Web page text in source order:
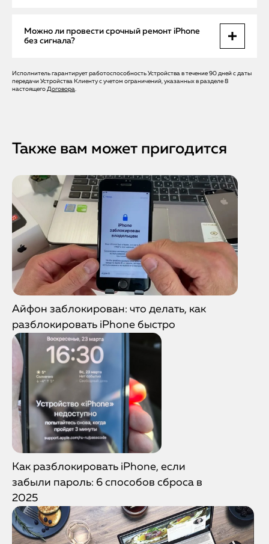
Да, Apple Help предоставляет официальную гарантию на
все работы и установленные оригинальные детали, что
Можно ли провести срочный ремонт iPhone
без сигнала?
Да, мы предлагаем срочный ремонт с бесплатным
выездом мастера в Санкт-Петербурге. Это позволяет
Исполнитель гарантирует работоспособность Устройства в течение 90 дней с даты
передачи Устройства Клиенту с учетом ограничений, указанных в разделе 8
настоящего Договора.
Также вам может пригодится
Айфон заблокирован: что делать, как
разблокировать iPhone быстро
Как разблокировать iPhone, если
забыли пароль: 6 способов сброса в
2025